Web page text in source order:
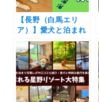
【長野（白馬エリ
ア）】愛犬と泊まれ
る宿11選！温泉付き
のリゾートホテルか
らペットフレンドリ
ーなペンションまで
を厳選（実際のおで
かけレポートあり）